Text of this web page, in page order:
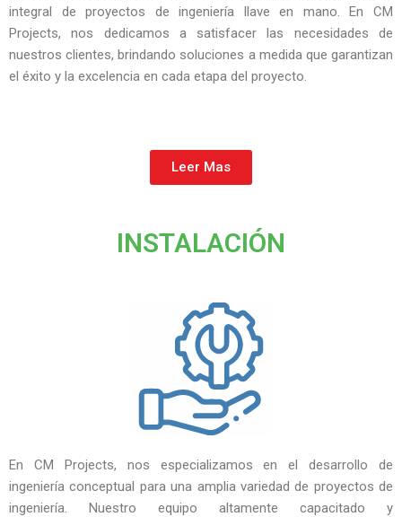
integral de proyectos de ingeniería llave en mano. En CM
Projects, nos dedicamos a satisfacer las necesidades de
nuestros clientes, brindando soluciones a medida que garantizan
el éxito y la excelencia en cada etapa del proyecto.
Leer Mas
INSTALACIÓN
En CM Projects, nos especializamos en el desarrollo de
ingeniería conceptual para una amplia variedad de proyectos de
ingeniería. Nuestro equipo altamente capacitado y